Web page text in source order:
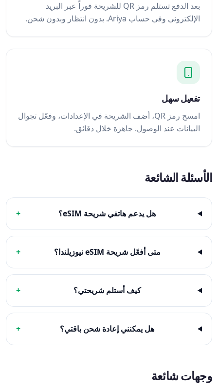
بعد الدفع تستلم رمز QR للشريحة فوراً عبر البريد
الإلكتروني وفي حساب Ariya. بدون انتظار وبدون شحن.
تفعيل سهل
امسح رمز QR، أضف الشريحة في الإعدادات، وفعّل تجوال
البيانات عند الوصول. جاهزة خلال دقائق.
الأسئلة الشائعة
هل يدعم هاتفي شريحة eSIM؟ +
متى أفعّل شريحة eSIM نيوزيلندا؟ +
كيف أستلم شريحتي؟ +
هل يمكنني إعادة شحن باقتي؟ +
وجهات شائعة